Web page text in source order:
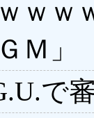
ｗｗ
Ｍ」